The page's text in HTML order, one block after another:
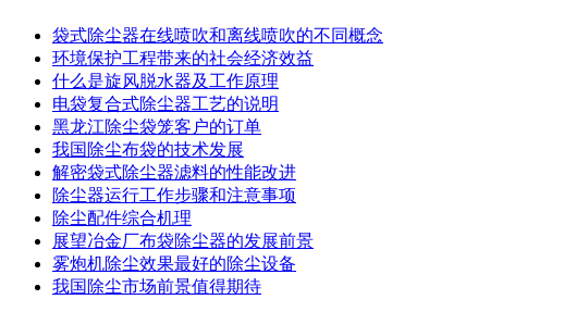
袋式除尘器在线喷吹和离线喷吹的不同概念
环境保护工程带来的社会经济效益
什么是旋风脱水器及工作原理
电袋复合式除尘器工艺的说明
黑龙江除尘袋笼客户的订单
我国除尘布袋的技术发展
解密袋式除尘器滤料的性能改进
除尘器运行工作步骤和注意事项
除尘配件综合机理
展望冶金厂布袋除尘器的发展前景
雾炮机除尘效果最好的除尘设备
我国除尘市场前景值得期待